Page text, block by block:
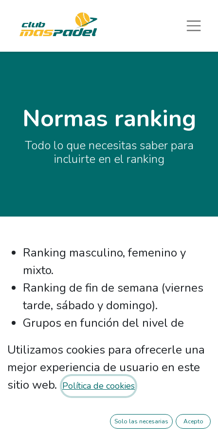
Normas ranking
Todo lo que necesitas saber para
incluirte en el ranking
Ranking masculino, femenino y
mixto.
Ranking de fin de semana (viernes
tarde, sábado y domingo).
Grupos en función del nivel de
Nivel 1: Alto
Nivel 2: Medio
Nivel 3: Bajo
Al termino de cada fase podrás
Utilizamos cookies para ofrecerle una
mejor experiencia de usuario en este
sitio web. Política de cookies
Solo las necesarias Acepto